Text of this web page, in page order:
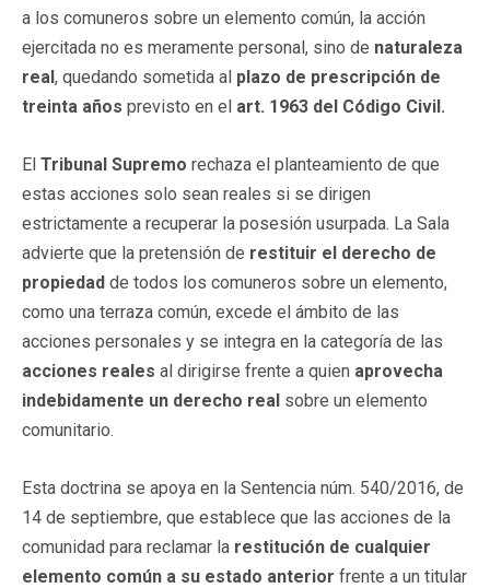
a los comuneros sobre un elemento común, la acción
ejercitada no es meramente personal, sino de naturaleza
real, quedando sometida al plazo de prescripción de
treinta años previsto en el art. 1963 del Código Civil.
El Tribunal Supremo rechaza el planteamiento de que
estas acciones solo sean reales si se dirigen
estrictamente a recuperar la posesión usurpada. La Sala
advierte que la pretensión de restituir el derecho de
propiedad de todos los comuneros sobre un elemento,
como una terraza común, excede el ámbito de las
acciones personales y se integra en la categoría de las
acciones reales al dirigirse frente a quien aprovecha
indebidamente un derecho real sobre un elemento
comunitario.
Esta doctrina se apoya en la Sentencia núm. 540/2016, de
14 de septiembre, que establece que las acciones de la
comunidad para reclamar la restitución de cualquier
elemento común a su estado anterior frente a un titular